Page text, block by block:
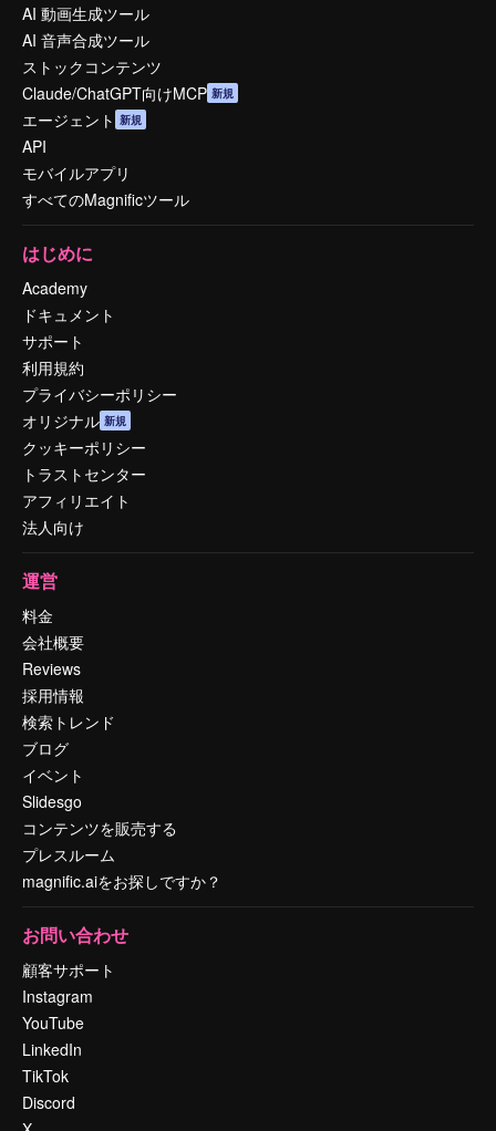
AI 動画生成ツール
AI 音声合成ツール
ストックコンテンツ
Claude/ChatGPT向けMCP 新規
エージェント 新規
API
モバイルアプリ
すべてのMagnificツール
はじめに
Academy
ドキュメント
サポート
利用規約
プライバシーポリシー
オリジナル 新規
クッキーポリシー
トラストセンター
アフィリエイト
法人向け
運営
料金
会社概要
Reviews
採用情報
検索トレンド
ブログ
イベント
Slidesgo
コンテンツを販売する
プレスルーム
magnific.aiをお探しですか？
お問い合わせ
顧客サポート
Instagram
YouTube
LinkedIn
TikTok
Discord